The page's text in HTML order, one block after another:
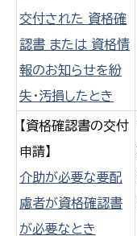
交付された 資格確
認書 または 資格情
報のお知らせを紛
失・汚損したとき
【資格確認書の交付
申請】
介助が必要な要配
慮者が資格確認書
が必要なとき